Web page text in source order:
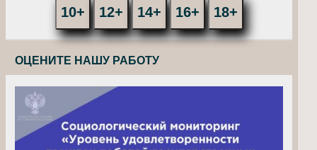
10+ 12+ 14+ 16+ 18+
ОЦЕНИТЕ НАШУ РАБОТУ